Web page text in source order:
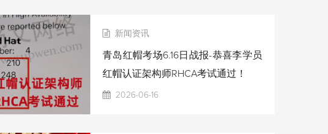
新闻资讯
青岛红帽考场6.16日战报-恭喜李学员
红帽认证架构师RHCA考试通过！
2026-06-16